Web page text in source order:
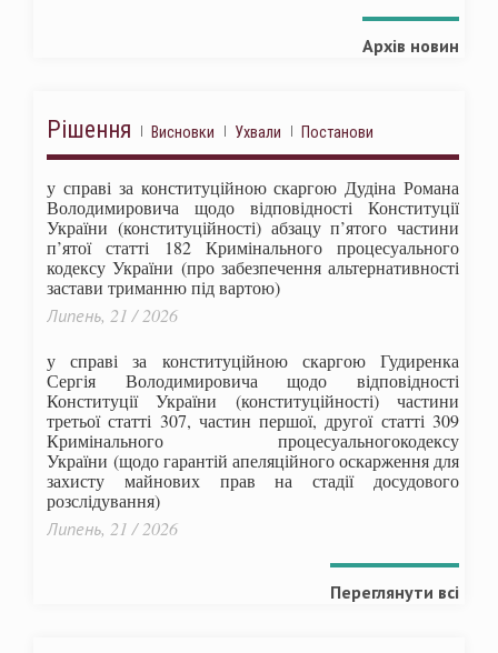
Архів новин
Рішення Висновки Ухвали Постанови
у справі за конституційною скаргою Дудіна Романа
Володимировича щодо відповідності Конституції
України (конституційності) абзацу п’ятого частини
п’ятої статті 182 Кримінального процесуального
кодексу України (про забезпечення альтернативності
застави триманню під вартою)
Липень, 21 / 2026
у справі за конституційною скаргою Гудиренка
Сергія Володимировича щодо відповідності
Конституції України (конституційності) частини
третьої статті 307, частин першої, другої статті 309
Кримінального процесуальногокодексу
України (щодо гарантій апеляційного оскарження для
захисту майнових прав на стадії досудового
розслідування)
Липень, 21 / 2026
Переглянути всі